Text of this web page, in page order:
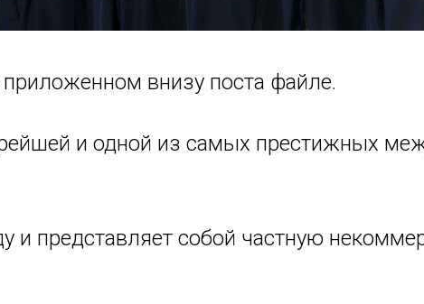
внизу поста файле.
и одной из самых престижных
и представляет собой частную